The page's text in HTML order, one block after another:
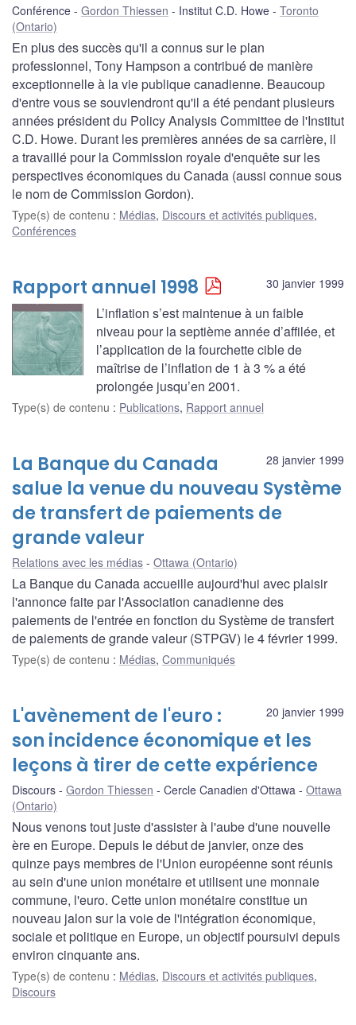
Conférence Gordon Thiessen Institut C.D. Howe
Toronto
(Ontario)
En plus des succès qu'il a connus sur le plan
professionnel, Tony Hampson a contribué de manière
exceptionnelle à la vie publique canadienne. Beaucoup
d'entre vous se souviendront qu'il a été pendant plusieurs
années président du Policy Analysis Committee de l'Institut
C.D. Howe. Durant les premières années de sa carrière, il
a travaillé pour la Commission royale d'enquête sur les
perspectives économiques du Canada (aussi connue sous
le nom de Commission Gordon).
Type(s) de contenu : Médias, Discours et activités publiques,
Conférences
30 janvier 1999
Rapport annuel 1998
L’inflation s’est maintenue à un faible
niveau pour la septième année d’affilée, et
l’application de la fourchette cible de
maîtrise de l’inflation de 1 à 3 % a été
prolongée jusqu’en 2001.
Type(s) de contenu : Publications, Rapport annuel
28 janvier 1999
La Banque du Canada
salue la venue du nouveau Système
de transfert de paiements de
grande valeur
Relations avec les médias Ottawa (Ontario)
La Banque du Canada accueille aujourd'hui avec plaisir
l'annonce faite par l'Association canadienne des
paiements de l'entrée en fonction du Système de transfert
de paiements de grande valeur (STPGV) le 4 février 1999.
Type(s) de contenu : Médias, Communiqués
20 janvier 1999
L'avènement de l'euro :
son incidence économique et les
leçons à tirer de cette expérience
Discours Gordon Thiessen Cercle Canadien d'Ottawa
Ottawa
(Ontario)
Nous venons tout juste d'assister à l'aube d'une nouvelle
ère en Europe. Depuis le début de janvier, onze des
quinze pays membres de l'Union européenne sont réunis
au sein d'une union monétaire et utilisent une monnaie
commune, l'euro. Cette union monétaire constitue un
nouveau jalon sur la voie de l'intégration économique,
sociale et politique en Europe, un objectif poursuivi depuis
environ cinquante ans.
Type(s) de contenu : Médias, Discours et activités publiques,
Discours